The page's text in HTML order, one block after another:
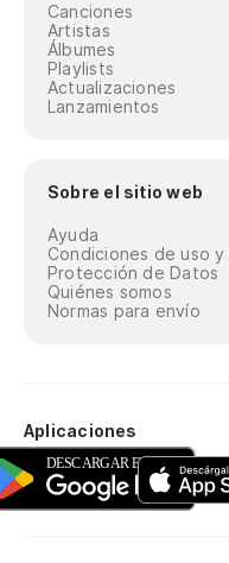
Canciones
Artistas
Álbumes
Playlists
Actualizaciones
Lanzamientos
Sobre el sitio web
Ayuda
Condiciones de uso
Protección de Datos
Quiénes somos
Normas para envío
Aplicaciones